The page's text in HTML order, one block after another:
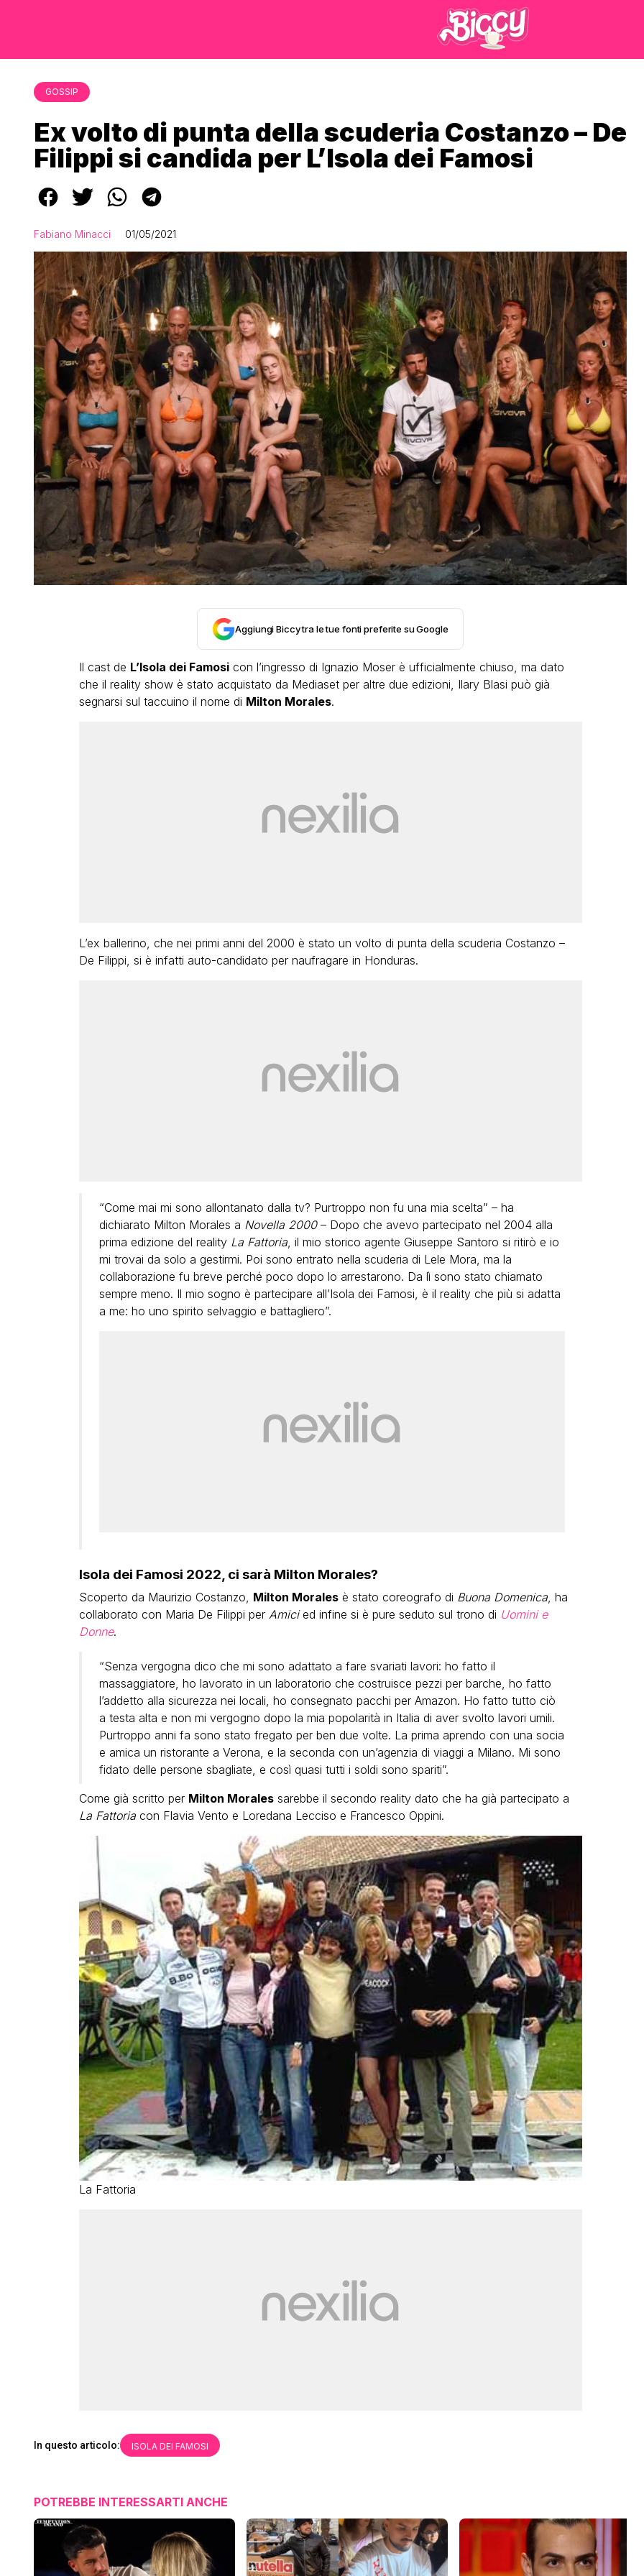
GOSSIP
Ex volto di punta della scuderia Costanzo – De
Filippi si candida per L’Isola dei Famosi
Fabiano Minacci 01/05/2021
Aggiungi Biccy tra le tue fonti preferite su Google
Il cast de L’Isola dei Famosicon l’ingresso di Ignazio Moser è ufficialmente chiuso, ma dato
che il reality show è stato acquistato da Mediaset per altre due edizioni, Ilary Blasi può già
segnarsi sul taccuino il nome di Milton Morales.
L’ex ballerino, che nei primi anni del 2000 è stato un volto di punta della scuderia Costanzo –
De Filippi, si è infatti auto-candidato per naufragare in Honduras.
“Come mai mi sono allontanato dalla tv? Purtroppo non fu una mia scelta” – ha
dichiarato Milton Morales a Novella 2000– Dopo che avevo partecipato nel 2004 alla
prima edizione del reality La Fattoria, il mio storico agente Giuseppe Santoro si ritirò e io
mi trovai da solo a gestirmi. Poi sono entrato nella scuderia di Lele Mora, ma la
collaborazione fu breve perché poco dopo lo arrestarono. Da lì sono stato chiamato
sempre meno. Il mio sogno è partecipare all’Isola dei Famosi, è il reality che più si adatta
a me: ho uno spirito selvaggio e battagliero”.
Isola dei Famosi 2022, ci sarà Milton Morales?
Scoperto da Maurizio Costanzo, Milton Moralesè stato coreografo di Buona Domenica, ha
collaborato con Maria De Filippi per Amicied infine si è pure seduto sul trono di Uomini e
Donne.
“Senza vergogna dico che mi sono adattato a fare svariati lavori: ho fatto il
massaggiatore, ho lavorato in un laboratorio che costruisce pezzi per barche, ho fatto
l’addetto alla sicurezza nei locali, ho consegnato pacchi per Amazon. Ho fatto tutto ciò
a testa alta e non mi vergogno dopo la mia popolarità in Italia di aver svolto lavori umili.
Purtroppo anni fa sono stato fregato per ben due volte. La prima aprendo con una socia
e amica un ristorante a Verona, e la seconda con un’agenzia di viaggi a Milano. Mi sono
fidato delle persone sbagliate, e così quasi tutti i soldi sono spariti”.
Come già scritto per Milton Moralessarebbe il secondo reality dato che ha già partecipato a
La Fattoriacon Flavia Vento e Loredana Lecciso e Francesco Oppini.
La Fattoria
In questo articolo: ISOLA DEI FAMOSI
POTREBBE INTERESSARTI ANCHE